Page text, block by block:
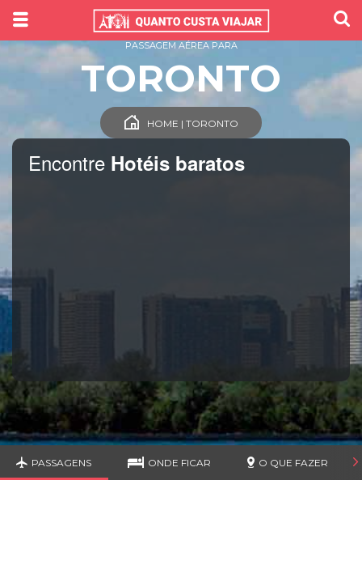
Encontre Hotéis baratos
PASSAGEM AÉREA PARA
TORONTO
HOME | TORONTO
PASSAGENS ONDE FICAR O QUE FAZER